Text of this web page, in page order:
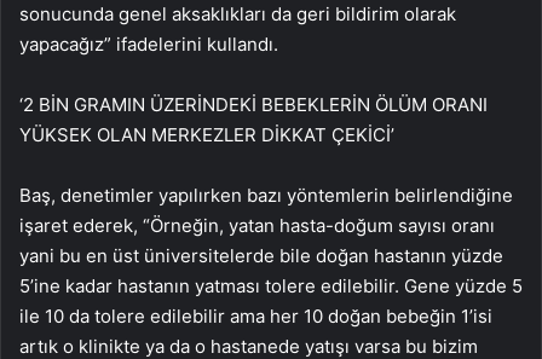
sonucunda genel aksaklıkları da geri bildirim olarak
yapacağız” ifadelerini kullandı.
‘2 BİN GRAMIN ÜZERİNDEKİ BEBEKLERİN ÖLÜM ORANI
YÜKSEK OLAN MERKEZLER DİKKAT ÇEKİCİ’
Baş, denetimler yapılırken bazı yöntemlerin belirlendiğine
işaret ederek, “Örneğin, yatan hasta-doğum sayısı oranı
yani bu en üst üniversitelerde bile doğan hastanın yüzde
5’ine kadar hastanın yatması tolere edilebilir. Gene yüzde 5
ile 10 da tolere edilebilir ama her 10 doğan bebeğin 1’isi
artık o klinikte ya da o hastanede yatışı varsa bu bizim